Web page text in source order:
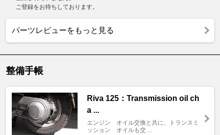
ご登録をお待ちしております。
パーツレビューをもっと見る
整備手帳
Riva 125：Transmission oil ch
a ...
エンジン オイル交換と共に、トランスミ
ッション オイルも交 ...